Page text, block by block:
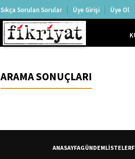
Sıkça Sorulan Sorular Üye Girişi Üye Ol
ARAMA SONUÇLARI
ANASAYFAGÜNDEMLİSTELER